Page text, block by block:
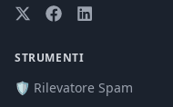
STRUMENTI
🛡️ Rilevatore Spam